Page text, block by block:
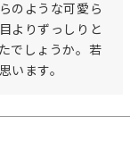
のような可愛ら
よりずっしりと
でしょうか。若
います。